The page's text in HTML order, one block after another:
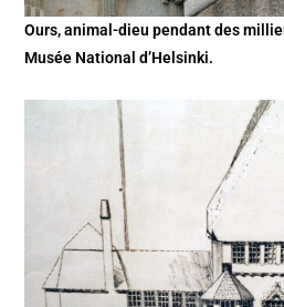
Ours, animal-dieu pendant des
Musée National d’Helsinki.